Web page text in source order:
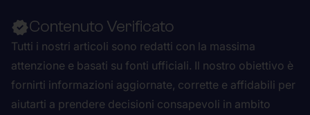
Contenuto Verificato
Tutti i nostri articoli sono redatti con la massima
attenzione e basati su fonti ufficiali. Il nostro obiettivo è
fornirti informazioni aggiornate, corrette e affidabili per
aiutarti a prendere decisioni consapevoli in ambito